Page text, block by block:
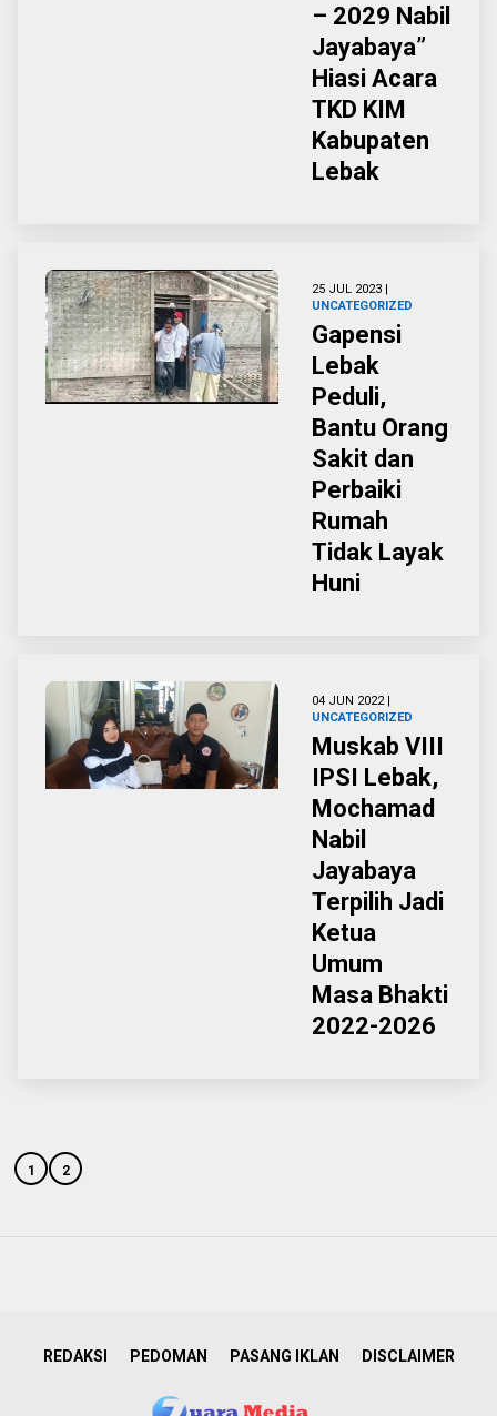
– 2029 Nabil
Jayabaya”
Hiasi Acara
TKD KIM
Kabupaten
Lebak
25 JUL 2023 |
UNCATEGORIZED
Gapensi
Lebak
Peduli,
Bantu Orang
Sakit dan
Perbaiki
Rumah
Tidak Layak
Huni
04 JUN 2022 |
UNCATEGORIZED
Muskab VIII
IPSI Lebak,
Mochamad
Nabil
Jayabaya
Terpilih Jadi
Ketua
Umum
Masa Bhakti
2022-2026
1 2
REDAKSI PEDOMAN PASANG IKLAN DISCLAIMER